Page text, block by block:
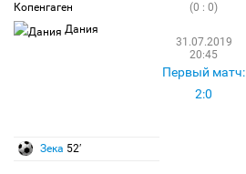
Копенгаген
Дания
(0 : 0)
31.07.2019
20:45
Первый матч:
2:0
Зека 52′